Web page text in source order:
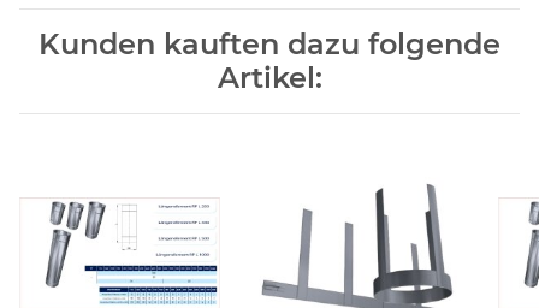
Kunden kauften dazu folgende
Artikel: